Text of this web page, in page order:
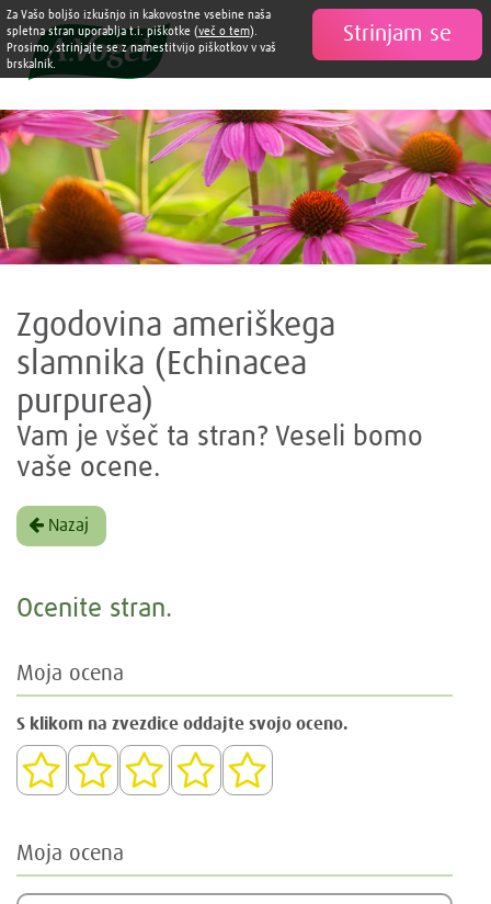

Zgodovina ameriškega
slamnika (Echinacea
purpurea)
Vam je všeč ta stran? Veseli bomo
vaše ocene.
Nazaj
Ocenite stran.
Moja ocena
S klikom na zvezdice oddajte svojo oceno.
Moja ocena
Strinjam se
Za Vašo boljšo izkušnjo in kakovostne vsebine naša
spletna stran uporablja t.i. piškotke (več o tem).
Prosimo, strinjajte se z namestitvijo piškotkov v vaš
brskalnik.